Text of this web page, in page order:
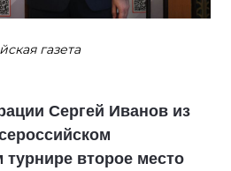
газета
Сергей Иванов из
турнире второе место